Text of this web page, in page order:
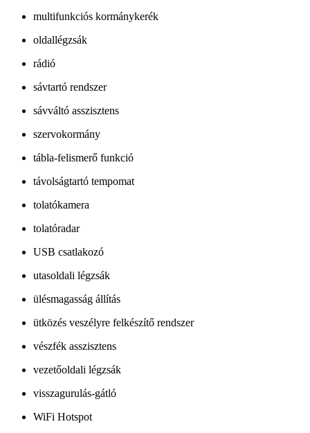
multifunkciós kormánykerék
oldallégzsák
rádió
sávtartó rendszer
sávváltó asszisztens
szervokormány
tábla-felismerő funkció
távolságtartó tempomat
tolatókamera
tolatóradar
USB csatlakozó
utasoldali légzsák
ülésmagasság állítás
ütközés veszélyre felkészítő rendszer
vészfék asszisztens
vezetőoldali légzsák
visszagurulás-gátló
WiFi Hotspot